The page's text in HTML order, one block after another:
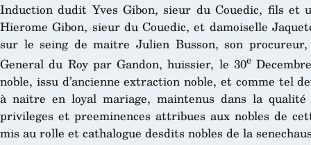
Induction dudit Yves Gibon, sieur du Couedic, fils et
Hierome Gibon, sieur du Couedic, et damoiselle
sur le seing de maitre Julien Busson, son
General du Roy par Gandon, huissier, le 30e
noble, issu d’ancienne extraction noble, et comme tel
à naitre en loyal mariage, maintenus dans la
privileges et preeminences attribues aux nobles de
mis au rolle et cathalogue desdits nobles de la